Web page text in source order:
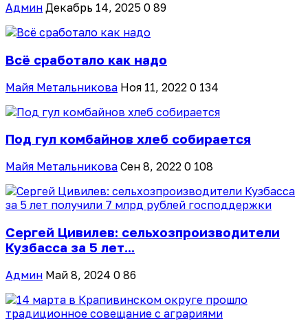
Админ Декабрь 14, 2025 0 89
Всё сработало как надо
Майя Метальникова Ноя 11, 2022 0 134
Под гул комбайнов хлеб собирается
Майя Метальникова Сен 8, 2022 0 108
Сергей Цивилев: сельхозпроизводители
Кузбасса за 5 лет...
Админ Май 8, 2024 0 86